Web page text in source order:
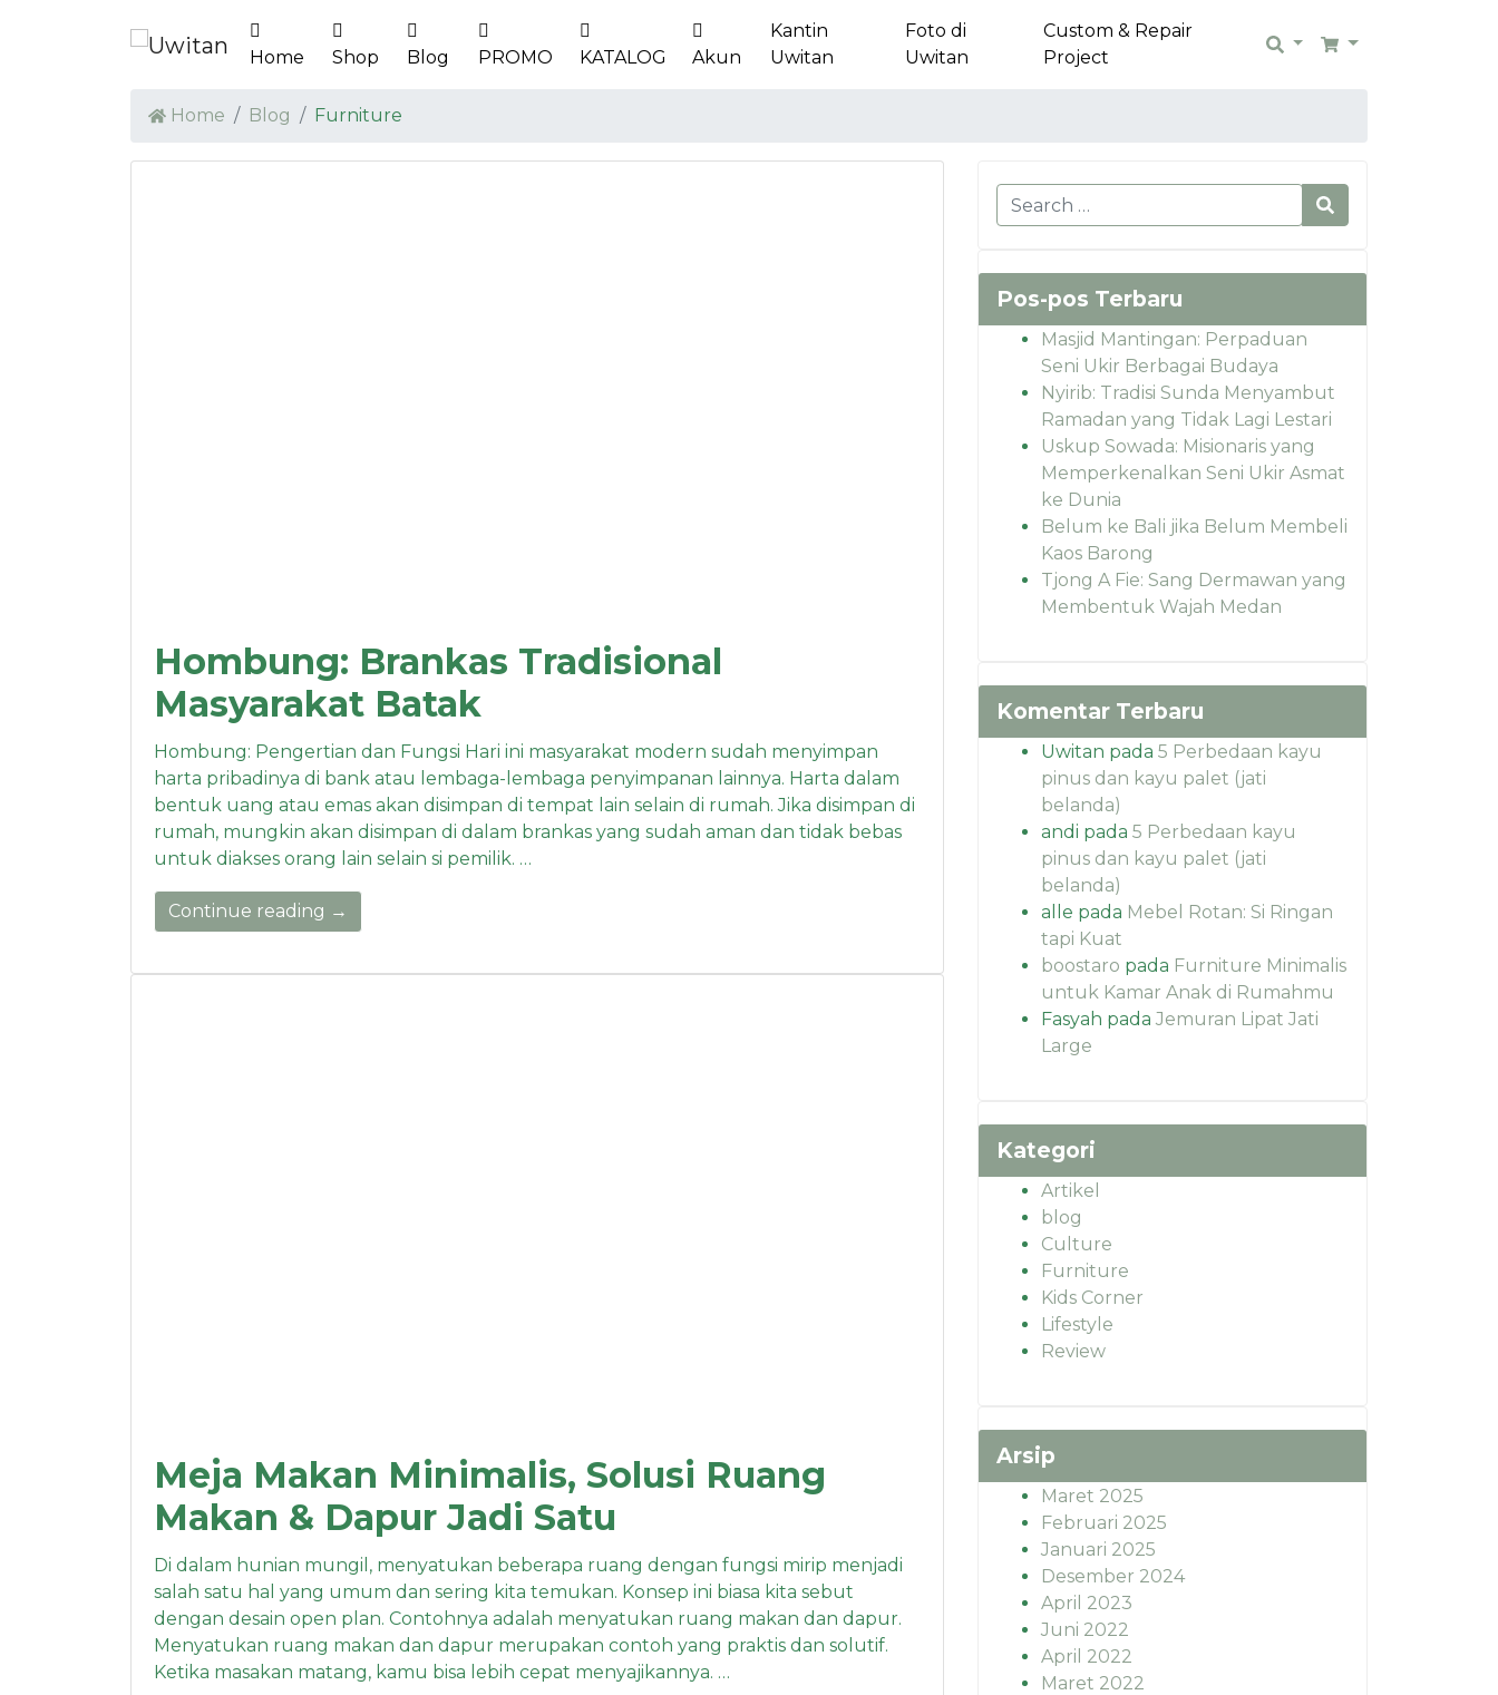
Home Shop Blog PROMO KATALOG Akun
Kantin
Uwitan
Foto di
Uwitan
Custom & Repair
Project
SearchCart
Home Blog Furniture
Hombung: Brankas Tradisional
Masyarakat Batak
Hombung: Pengertian dan Fungsi Hari ini masyarakat modern sudah menyimpan
harta pribadinya di bank atau lembaga-lembaga penyimpanan lainnya. Harta dalam
bentuk uang atau emas akan disimpan di tempat lain selain di rumah. Jika disimpan di
rumah, mungkin akan disimpan di dalam brankas yang sudah aman dan tidak bebas
untuk diakses orang lain selain si pemilik. …
Continue reading →
Meja Makan Minimalis, Solusi Ruang
Makan & Dapur Jadi Satu
Di dalam hunian mungil, menyatukan beberapa ruang dengan fungsi mirip menjadi
salah satu hal yang umum dan sering kita temukan. Konsep ini biasa kita sebut
dengan desain open plan. Contohnya adalah menyatukan ruang makan dan dapur.
Menyatukan ruang makan dan dapur merupakan contoh yang praktis dan solutif.
Ketika masakan matang, kamu bisa lebih cepat menyajikannya. …
Pos-pos Terbaru
Masjid Mantingan: Perpaduan
Seni Ukir Berbagai Budaya
Nyirib: Tradisi Sunda Menyambut
Ramadan yang Tidak Lagi Lestari
Uskup Sowada: Misionaris yang
Memperkenalkan Seni Ukir Asmat
ke Dunia
Belum ke Bali jika Belum Membeli
Kaos Barong
Tjong A Fie: Sang Dermawan yang
Membentuk Wajah Medan
Komentar Terbaru
Uwitan pada 5 Perbedaan kayu
pinus dan kayu palet (jati
belanda)
andi pada 5 Perbedaan kayu
pinus dan kayu palet (jati
belanda)
alle pada Mebel Rotan: Si Ringan
tapi Kuat
boostaro pada Furniture Minimalis
untuk Kamar Anak di Rumahmu
Fasyah pada Jemuran Lipat Jati
Large
Kategori
Artikel
blog
Culture
Furniture
Kids Corner
Lifestyle
Review
Arsip
Maret 2025
Februari 2025
Januari 2025
Desember 2024
April 2023
Juni 2022
April 2022
Maret 2022